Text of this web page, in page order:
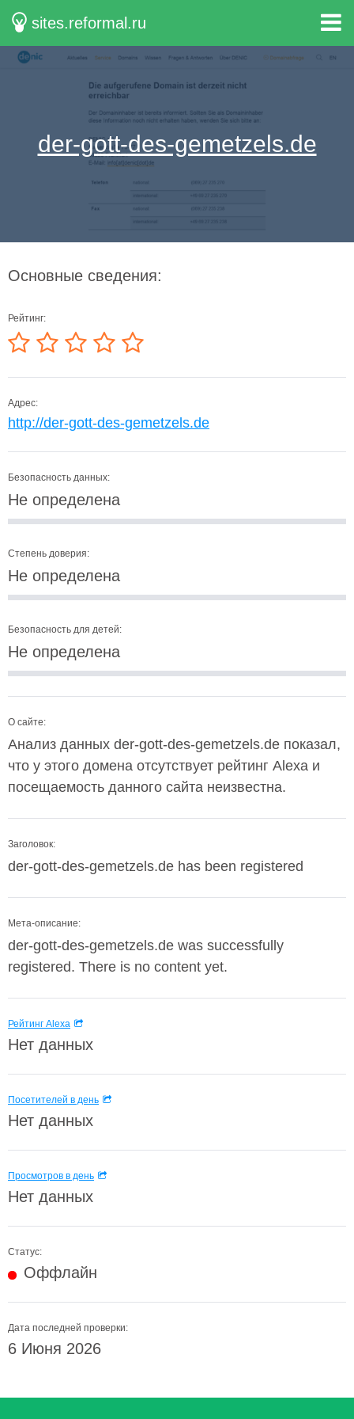
sites.reformal.ru
der-gott-des-gemetzels.de
Основные сведения:
Рейтинг:
Адрес:
http://der-gott-des-gemetzels.de
Безопасность данных:
Не определена
Степень доверия:
Не определена
Безопасность для детей:
Не определена
О сайте:
Анализ данных der-gott-des-gemetzels.de показал,
что у этого домена отсутствует рейтинг Alexa и
посещаемость данного сайта неизвестна.
Заголовок:
der-gott-des-gemetzels.de has been registered
Мета-описание:
der-gott-des-gemetzels.de was successfully
registered. There is no content yet.
Рейтинг Alexa
Нет данных
Посетителей в день
Нет данных
Просмотров в день
Нет данных
Статус:
Оффлайн
Дата последней проверки:
6 Июня 2026